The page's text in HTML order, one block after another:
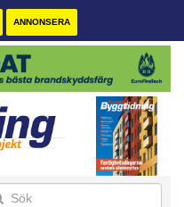
ANNONSERA